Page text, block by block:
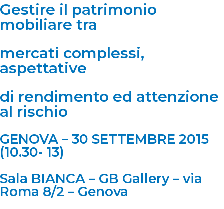
Gestire il patrimonio
mobiliare tra
mercati complessi,
aspettative
di rendimento ed attenzione
al rischio
GENOVA – 30 SETTEMBRE 2015
(10.30- 13)
Sala BIANCA – GB Gallery – via
Roma 8/2 – Genova